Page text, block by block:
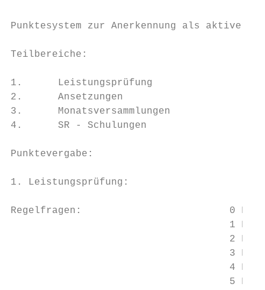
Punktesystem zur Anerkennung als aktiver SR
Teilbereiche:
1.      Leistungsprüfung
2.      Ansetzungen
3.      Monatsversammlungen
4.      SR - Schulungen
Punktevergabe:
1. Leistungsprüfung:
Regelfragen:                         0
1
2
3
4
5